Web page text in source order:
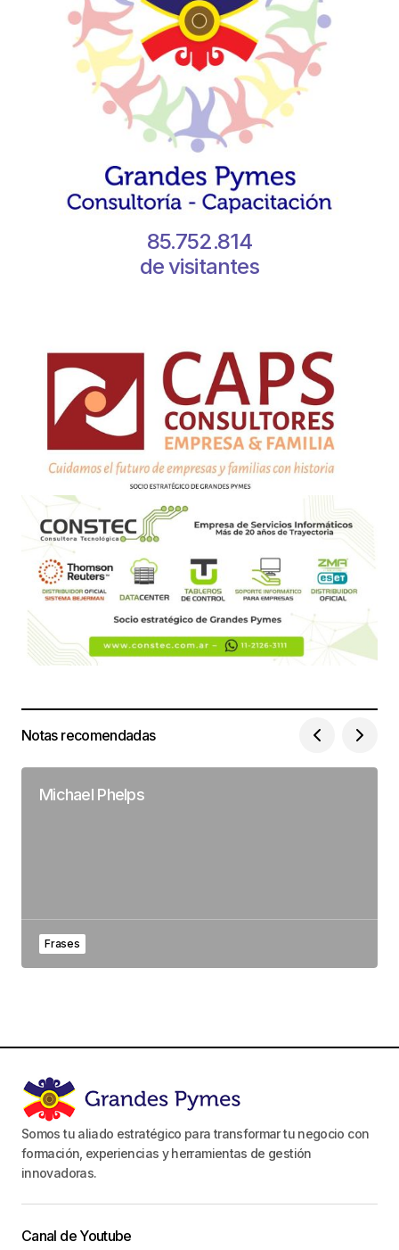
85.752.814
de visitantes
Notas recomendadas
Michael Phelps
Frases
Somos tu aliado estratégico para transformar tu negocio con
formación, experiencias y herramientas de gestión
innovadoras.
Canal de Youtube